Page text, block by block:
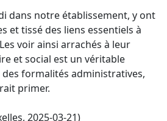
dans notre établissement, y ont
et tissé des liens essentiels à
voir ainsi arrachés à leur
et social est un véritable
formalités administratives,
primer.
2025-03-21)